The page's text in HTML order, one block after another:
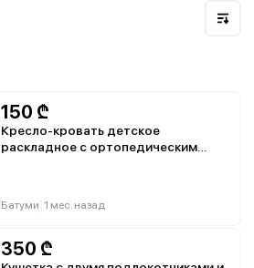
150 ₾
Кресло-кровать детское
раскладное с ортопедическим
Батуми 1 мес. назад
350 ₾